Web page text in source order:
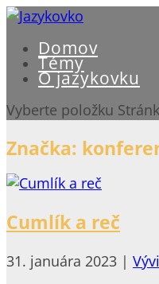
Domov
Témy
O jazykovku
Vyberte položku
Značka:
Cumlík a reč
31. januára 2023 |